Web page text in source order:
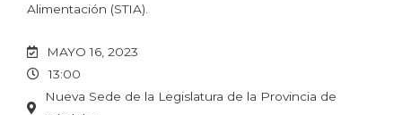
Alimentación (STIA).
MAYO 16, 2023
13:00
Nueva Sede de la Legislatura de la Provincia de